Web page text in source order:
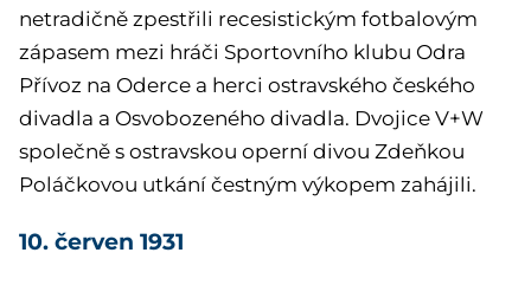
netradičně zpestřili recesistickým fotbalovým
zápasem mezi hráči Sportovního klubu Odra
Přívoz na Oderce a herci ostravského českého
divadla a Osvobozeného divadla. Dvojice V+W
společně s ostravskou operní divou Zdeňkou
Poláčkovou utkání čestným výkopem zahájili.
10. červen 1931